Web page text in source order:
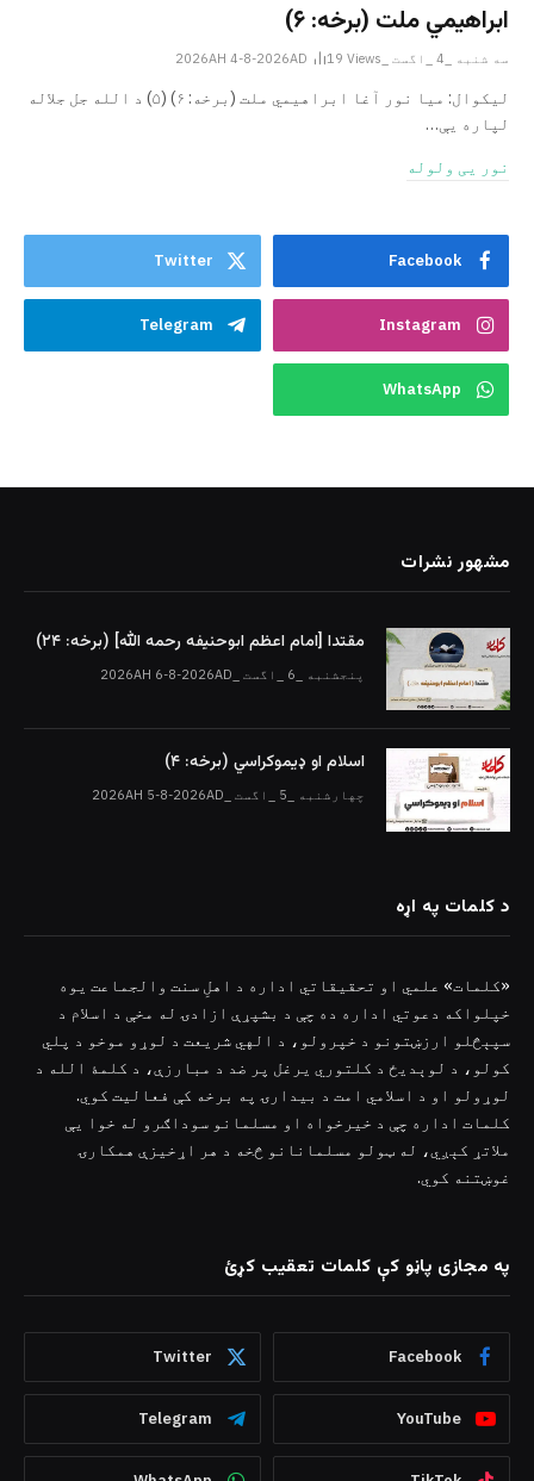
ابراهيمي ملت (برخه: ۶)
سه شنبه _4 _اگست _2026AH 4-8-2026AD 19 Views
ليکوال: میا نور آغا ابراهيمي ملت (برخه: ۶) (۵) د الله جل جلاله
لپاره یې…
نور یی ولوله
Facebook
Twitter
Instagram
Telegram
WhatsApp
مشهور نشرات
مقتدا [امام اعظم ابوحنیفه رحمه الله‎] (برخه: ۲۴)
پنجشنبه _6 _اگست _2026AH 6-8-2026AD
اسلام او ډیموکراسي (برخه: ۴)
چهارشنبه _5 _اگست _2026AH 5-8-2026AD
د کلمات په اړه
«کلمات» علمي او تحقیقاتي اداره د اهلِ سنت والجماعت یوه
خپلواکه دعوتي اداره ده چې د بشپړې ازادۍ له مخې د اسلام د
سپېڅلو ارزښتونو د خپرولو، د الهي شریعت د لوړو موخو د پلي
کولو، د لوېدیځ د کلتوري یرغل پر ضد د مبارزې، د کلمۀ الله د
لوړولو او د اسلامي امت د بیدارۍ په برخه کې فعالیت کوي.
کلمات اداره چې د خیرخواه او مسلمانو سوداګرو له خوا یې
ملاتړ کېږي، له ټولو مسلمانانو څخه د هر اړخیزې همکارۍ
غوښتنه کوي.
په مجازی پاڼو کې کلمات تعقیب کړئ
Facebook
Twitter
YouTube
Telegram